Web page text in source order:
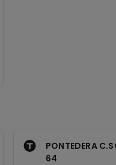
PONTEDERA
64